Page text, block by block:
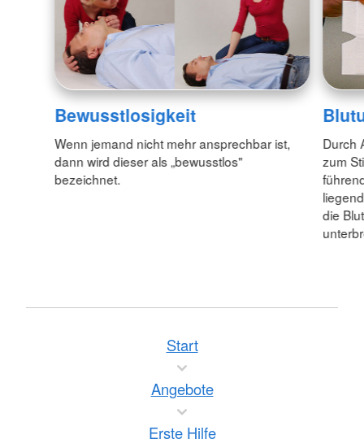
Bewusstlosigkeit
Wenn jemand nicht mehr ansprechbar ist,
dann wird dieser als „bewusstlos"
bezeichnet.
Durch
zum
die
Start
Angebote
Erste Hilfe